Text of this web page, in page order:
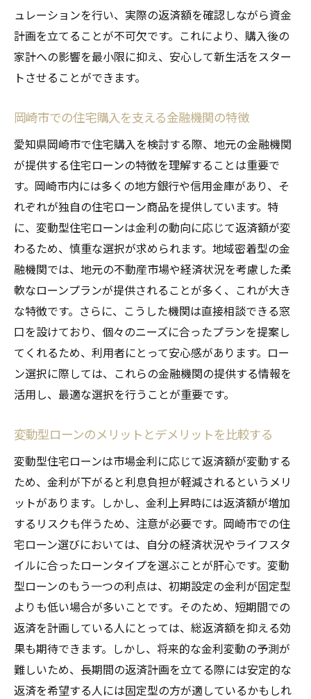
金利選択が住宅ローンに与える影響を知る
未来の金利変動に備える資産運用の考え方
住宅ローン選択における金利の役割とその
見直し
法
理想の住まいを手に入れるためのステップ
住宅ローンと住まい探しの同時進行法
理想の住居を手頃な価格で手に入れるため
の工夫
住環境の選び方とローン返済のバランス
ローン利用者の声から学ぶ成功事例
変動型ローンで夢のマイホームを手に入れ
る
ュレーションを行い、実際の返済額を確認しながら資金
計画を立てることが不可欠です。これにより、購入後の
家計への影響を最小限に抑え、安心して新生活をスター
トさせることができます。
岡崎市での住宅購入を支える金融機関の特徴
愛知県岡崎市で住宅購入を検討する際、地元の金融機関
が提供する住宅ローンの特徴を理解することは重要で
す。岡崎市内には多くの地方銀行や信用金庫があり、そ
れぞれが独自の住宅ローン商品を提供しています。特
に、変動型住宅ローンは金利の動向に応じて返済額が変
わるため、慎重な選択が求められます。地域密着型の金
融機関では、地元の不動産市場や経済状況を考慮した柔
軟なローンプランが提供されることが多く、これが大き
な特徴です。さらに、こうした機関は直接相談できる窓
口を設けており、個々のニーズに合ったプランを提案し
てくれるため、利用者にとって安心感があります。ロー
ン選択に際しては、これらの金融機関の提供する情報を
活用し、最適な選択を行うことが重要です。
変動型ローンのメリットとデメリットを比較する
変動型住宅ローンは市場金利に応じて返済額が変動する
ため、金利が下がると利息負担が軽減されるというメリ
ットがあります。しかし、金利上昇時には返済額が増加
するリスクも伴うため、注意が必要です。岡崎市での住
宅ローン選びにおいては、自分の経済状況やライフスタ
イルに合ったローンタイプを選ぶことが肝心です。変動
型ローンのもう一つの利点は、初期設定の金利が固定型
よりも低い場合が多いことです。そのため、短期間での
返済を計画している人にとっては、総返済額を抑える効
果も期待できます。しかし、将来的な金利変動の予測が
難しいため、長期間の返済計画を立てる際には安定的な
返済を希望する人には固定型の方が適しているかもしれ